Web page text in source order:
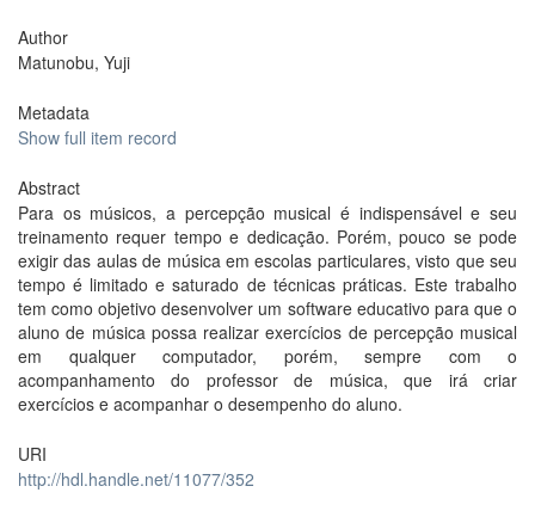
Author
Matunobu, Yuji
Metadata
Show full item record
Abstract
Para os músicos, a percepção musical é indispensável e seu
treinamento requer tempo e dedicação. Porém, pouco se pode
exigir das aulas de música em escolas particulares, visto que seu
tempo é limitado e saturado de técnicas práticas. Este trabalho
tem como objetivo desenvolver um software educativo para que o
aluno de música possa realizar exercícios de percepção musical
em qualquer computador, porém, sempre com o
acompanhamento do professor de música, que irá criar
exercícios e acompanhar o desempenho do aluno.
URI
http://hdl.handle.net/11077/352